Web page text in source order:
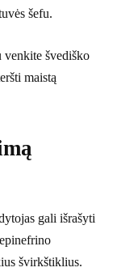
šefu.
venkite švediško
maistą
gali išrašyti
švirkštiklius.